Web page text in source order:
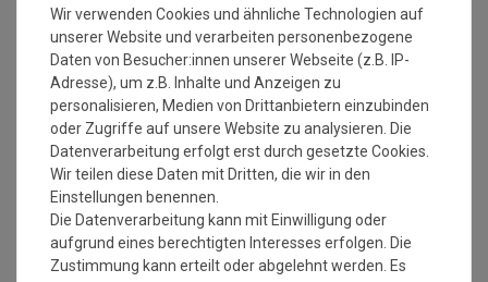
AstraCare Fleckenschutz:
Inhaltsstoff des Fleckenschutzes: Imprägnierung mit
Fluorcarbonharz
Reduktion der Fleckempfindlichkeit
Einfaches Abtupfen von Flüssigkeiten
Speichelfest
dünstet nicht aus
gesundheitliche Unbedenklichkeit geprüft und
zertifiziert
Erfolgreiche Durchführung mit Tests:
Wir verwenden Cookies und ähnliche Technologien auf
unserer Website und verarbeiten personenbezogene
Daten von Besucher:innen unserer Webseite (z.B. IP-
Adresse), um z.B. Inhalte und Anzeigen zu
personalisieren, Medien von Drittanbietern einzubinden
oder Zugriffe auf unsere Website zu analysieren. Die
Datenverarbeitung erfolgt erst durch gesetzte Cookies.
Wir teilen diese Daten mit Dritten, die wir in den
Einstellungen benennen.
Die Datenverarbeitung kann mit Einwilligung oder
aufgrund eines berechtigten Interesses erfolgen. Die
Zustimmung kann erteilt oder abgelehnt werden. Es